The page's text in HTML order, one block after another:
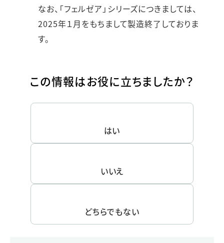
なお、「フェルゼア」シリーズにつきましては、
2025年１月をもちまして製造終了しておりま
す。
この情報はお役に立ちましたか？
はい
いいえ
どちらでもない